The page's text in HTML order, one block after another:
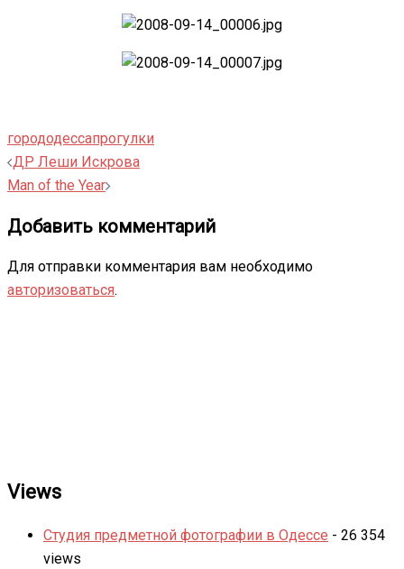
горододессапрогулки
Навигация
записи
ДР Леши Искрова
Man of the Year
Добавить комментарий
Для отправки комментария вам необходимо
авторизоваться.
Views
Студия предметной фотографии в Одессе - 26 354
views